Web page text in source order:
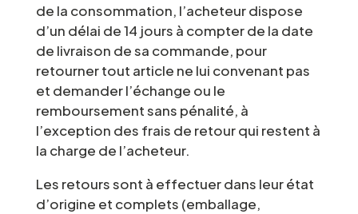
de la consommation, l’acheteur dispose
d’un délai de 14 jours à compter de la date
de livraison de sa commande, pour
retourner tout article ne lui convenant pas
et demander l’échange ou le
remboursement sans pénalité, à
l’exception des frais de retour qui restent à
la charge de l’acheteur.
Les retours sont à effectuer dans leur état
d’origine et complets (emballage,